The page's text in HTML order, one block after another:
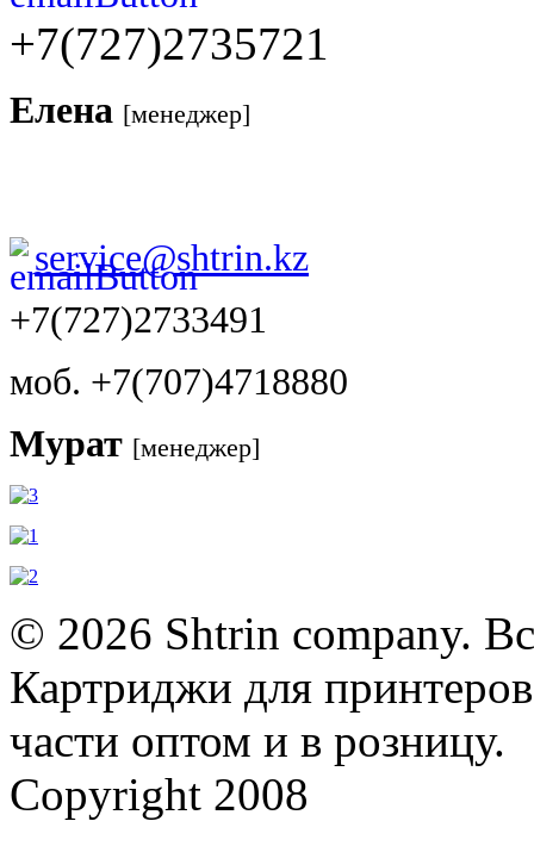
+7(727)2735721
Елена [менеджер]
service@shtrin.kz
+7(727)2733491
моб. +7(707)4718880
Мурат [менеджер]
© 2026 Shtrin company.
Картриджи для
части оптом и в розницу.
Copyright 2008